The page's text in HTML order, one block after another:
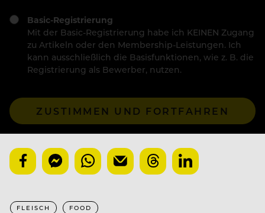
Basic-Registrierung
Mit der Basic-Registrierung habe ich KEINEN Zugang
zu Artikeln oder den Membership-Leistungen. Ich
kann ausschließlich die Basisfunktionen, wie z. B. die
Registrierung als Bewerber, nutzen.
ZUSTIMMEN UND FORTFAHREN
FLEISCH FOOD